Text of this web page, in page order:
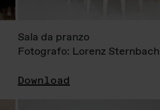
Sala da pranzo
Fotografo: Lorenz Sternbach
Download